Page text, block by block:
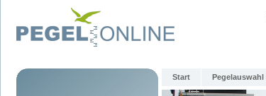
Start Pegelauswahl